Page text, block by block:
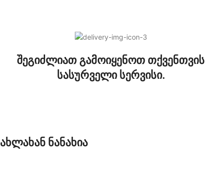
შეგიძლიათ გამოიყენოთ თქვენთვის
სასურველი სერვისი.
ახლახან ნანახია